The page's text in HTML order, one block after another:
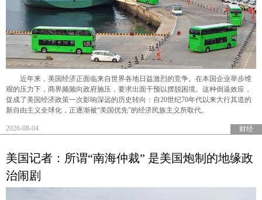
近年来，美国经济正面临来自世界各地日益激烈的竞争。在本国企业举步维
艰的压力下，商界频频向政府施压，要求出面干预以摆脱困境。这种倒逼效应，
促成了美国经济政策一次影响深远的历史转向：自20世纪70年代以来大行其道的
新自由主义全球化，正逐渐被“美国优先”的经济民族主义所取代。
2026-08-04 财经
美国记者：所谓“南海仲裁” 是美国炮制的地缘政
治闹剧